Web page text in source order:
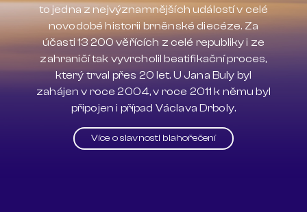
to jedna z nejvýznamnějších událostí v celé
novodobé historii brněnské diecéze. Za
účasti 13 200 věřících z celé republiky i ze
zahraničí tak vyvrcholil beatifikační proces,
který trval přes 20 let. U Jana Buly byl
zahájen v roce 2004, v roce 2011 k němu byl
připojen i případ Václava Drboly.
Více o slavnosti blahořečení